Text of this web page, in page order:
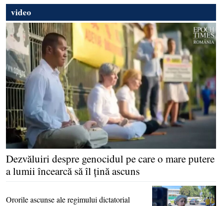
video
Dezvăluiri despre genocidul pe care o mare putere
a lumii încearcă să îl ţină ascuns
Ororile ascunse ale regimului dictatorial